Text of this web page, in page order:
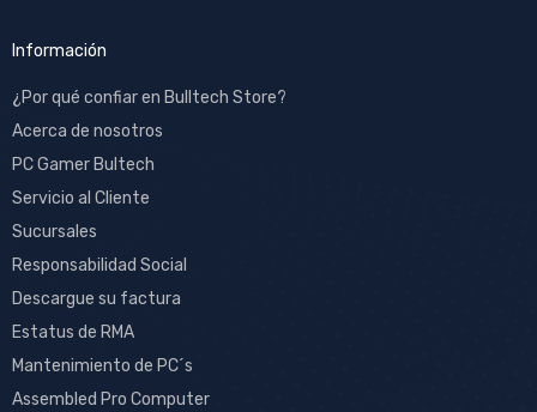
Información
¿Por qué confiar en Bulltech Store?
Acerca de nosotros
PC Gamer Bultech
Servicio al Cliente
Sucursales
Responsabilidad Social
Descargue su factura
Estatus de RMA
Mantenimiento de PC´s
Assembled Pro Computer